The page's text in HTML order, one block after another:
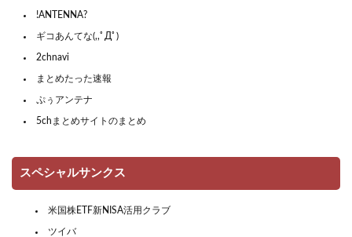
!ANTENNA?
ギコあんてな(,,ﾟДﾟ)
2chnavi
まとめたった速報
ぷぅアンテナ
5chまとめサイトのまとめ
スペシャルサンクス
米国株ETF新NISA活用クラブ
ツイバ